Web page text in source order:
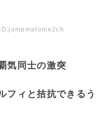
ID:jumpmatome2ch
気同士の激突
フィと拮抗できるう